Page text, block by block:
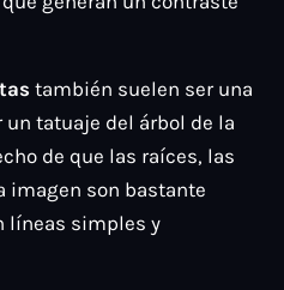
también suelen ser una
tatuaje del árbol de la
de que las raíces, las
imagen son bastante
líneas simples y